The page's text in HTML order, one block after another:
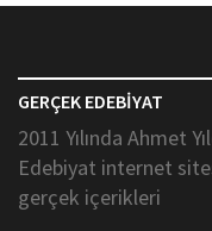
GERÇEK EDEBİYAT
2011 Yılında Ahmet
Edebiyat internet
gerçek içerikleri